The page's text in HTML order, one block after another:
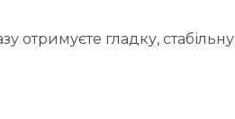
отримуєте гладку, стабільну